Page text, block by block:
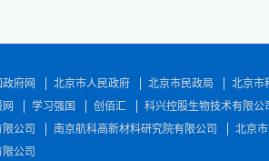
政府网 北京市人民政府 北京市民政局
北京市
学习强国 创佰汇
科兴控股生物技术有限公
公司
南京航科高新材料研究院有限公司
北京
公司